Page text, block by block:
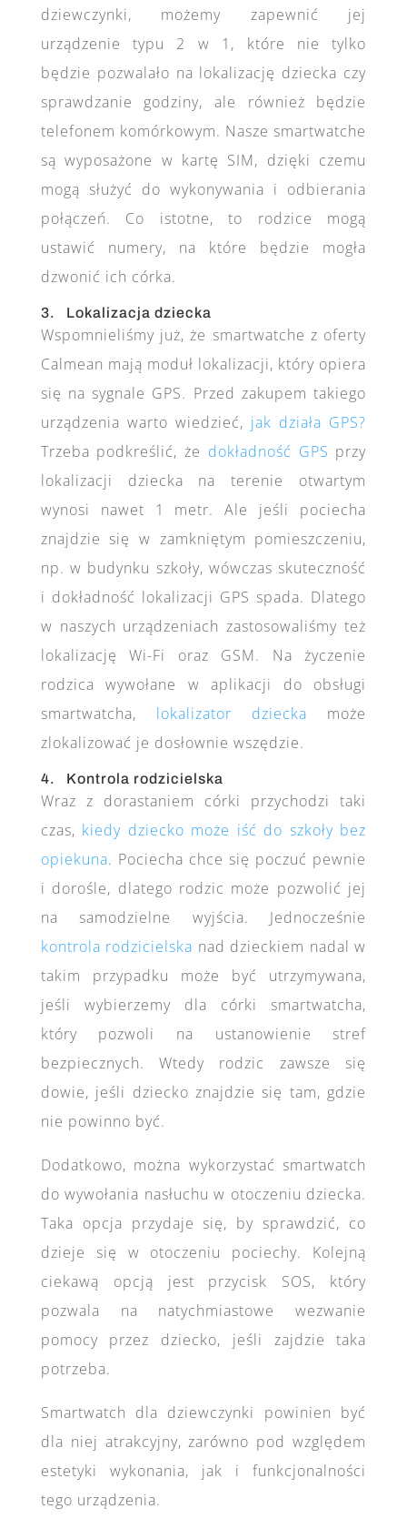
dziewczynki, możemy zapewnić jej
urządzenie typu 2 w 1, które nie tylko
będzie pozwalało na lokalizację dziecka czy
sprawdzanie godziny, ale również będzie
telefonem komórkowym. Nasze smartwatche
są wyposażone w kartę SIM, dzięki czemu
mogą służyć do wykonywania i odbierania
połączeń. Co istotne, to rodzice mogą
ustawić numery, na które będzie mogła
dzwonić ich córka.
3. Lokalizacja dziecka
Wspomnieliśmy już, że smartwatche z oferty
Calmean mają moduł lokalizacji, który opiera
się na sygnale GPS. Przed zakupem takiego
urządzenia warto wiedzieć, jak działa GPS?
Trzeba podkreślić, że dokładność GPS przy
lokalizacji dziecka na terenie otwartym
wynosi nawet 1 metr. Ale jeśli pociecha
znajdzie się w zamkniętym pomieszczeniu,
np. w budynku szkoły, wówczas skuteczność
i dokładność lokalizacji GPS spada. Dlatego
w naszych urządzeniach zastosowaliśmy też
lokalizację Wi-Fi oraz GSM. Na życzenie
rodzica wywołane w aplikacji do obsługi
smartwatcha, lokalizator dziecka może
zlokalizować je dosłownie wszędzie.
4. Kontrola rodzicielska
Wraz z dorastaniem córki przychodzi taki
czas, kiedy dziecko może iść do szkoły bez
opiekuna. Pociecha chce się poczuć pewnie
i dorośle, dlatego rodzic może pozwolić jej
na samodzielne wyjścia. Jednocześnie
kontrola rodzicielska nad dzieckiem nadal w
takim przypadku może być utrzymywana,
jeśli wybierzemy dla córki smartwatcha,
który pozwoli na ustanowienie stref
bezpiecznych. Wtedy rodzic zawsze się
dowie, jeśli dziecko znajdzie się tam, gdzie
nie powinno być.
Dodatkowo, można wykorzystać smartwatch
do wywołania nasłuchu w otoczeniu dziecka.
Taka opcja przydaje się, by sprawdzić, co
dzieje się w otoczeniu pociechy. Kolejną
ciekawą opcją jest przycisk SOS, który
pozwala na natychmiastowe wezwanie
pomocy przez dziecko, jeśli zajdzie taka
potrzeba.
Smartwatch dla dziewczynki powinien być
dla niej atrakcyjny, zarówno pod względem
estetyki wykonania, jak i funkcjonalności
tego urządzenia.